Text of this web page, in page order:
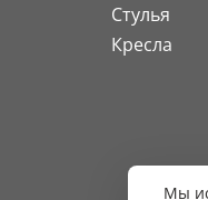
Стулья
Кресла
Мы